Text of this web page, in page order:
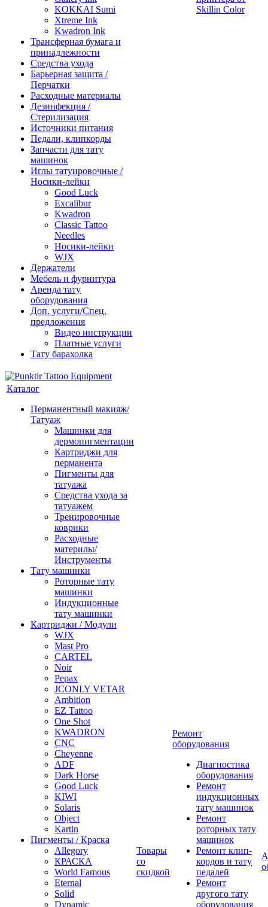
KOKKAI Sumi
Xtreme Ink
Kwadron Ink
Трансферная бумага и
принадлежности
Средства ухода
Барьерная защита /
Перчатки
Расходные материалы
Дезинфекция /
Стерилизация
Источники питания
Педали, клипкорды
Запчасти для тату
машинок
Иглы татуировочные /
Носики-лейки
Good Luck
Excalibur
Kwadron
Classic Tattoo
Needles
Носики-лейки
WJX
Держатели
Мебель и фурнитура
Аренда тату
оборудования
Доп. услуги/Спец.
предложения
Видео инструкции
Платные услуги
Тату барахолка
Skillin Color
Каталог
Перманентный макияж/
Татуаж
Машинки для
дермопигментации
Картриджи для
перманента
Пигменты для
татуажа
Средства ухода за
татуажем
Тренировочные
коврики
Расходные
материлы/
Инструменты
Тату машинки
Роторные тату
машинки
Индукционные
тату машинки
Картриджи / Модули
WJX
Mast Pro
CARTEL
Noir
Pepax
JCONLY VETAR
Ambition
EZ Tattoo
One Shot
KWADRON
CNC
Cheyenne
ADF
Dark Horse
Good Luck
KIWI
Solaris
Object
Kartin
Пигменты / Краска
Allegory
КРАСКА
World Famous
Eternal
Solid
Dynamic
Товары
со
скидкой
Ремонт
оборудования
Диагностика
оборудования
Ремонт
индукционных
тату машинок
Ремонт
роторных тату
машинок
Ремонт клип-
кордов и тату
педалей
Ремонт
другого тату
оборудования